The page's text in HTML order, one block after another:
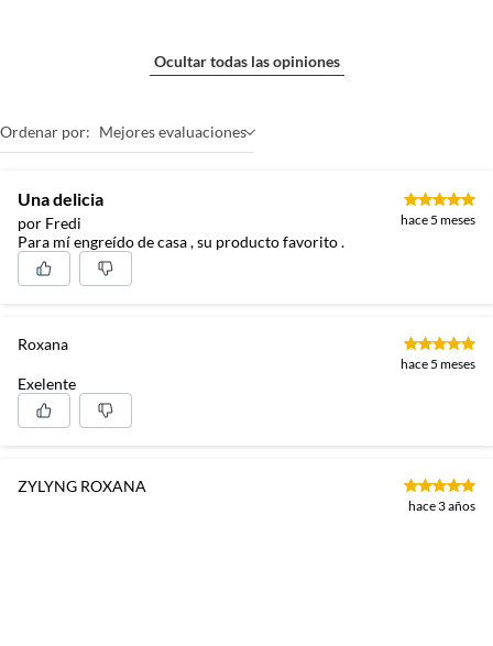
Ocultar todas las opiniones
Ordenar por: Mejores evaluaciones
Una delicia
por Fredi hace 5 meses
Para mí engreído de casa , su producto favorito .
Roxana
hace 5 meses
Exelente
ZYLYNG ROXANA
hace 3 años